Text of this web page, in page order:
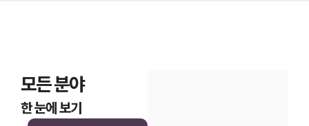
모든 분야
한 눈에 보기